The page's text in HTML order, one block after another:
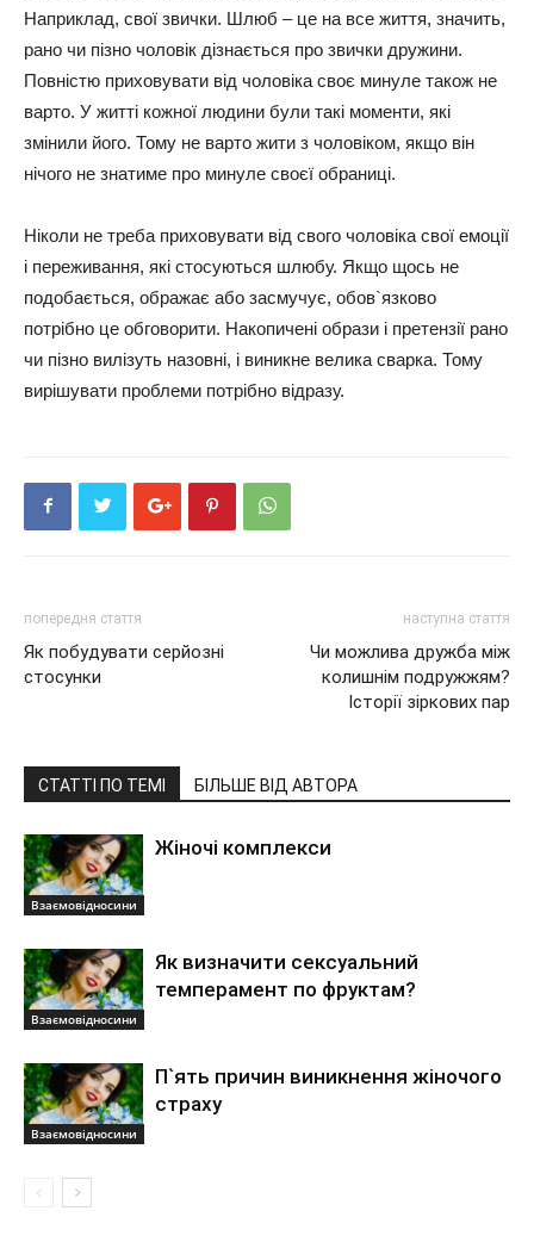
Наприклад, свої звички. Шлюб – це на все життя, значить,
рано чи пізно чоловік дізнається про звички дружини.
Повністю приховувати від чоловіка своє минуле також не
варто. У житті кожної людини були такі моменти, які
змінили його. Тому не варто жити з чоловіком, якщо він
нічого не знатиме про минуле своєї обраниці.
Ніколи не треба приховувати від свого чоловіка свої емоції
і переживання, які стосуються шлюбу. Якщо щось не
подобається, ображає або засмучує, обов`язково
потрібно це обговорити. Накопичені образи і претензії рано
чи пізно вилізуть назовні, і виникне велика сварка. Тому
вирішувати проблеми потрібно відразу.
попередня стаття
Як побудувати серйозні
стосунки
наступна стаття
Чи можлива дружба між
колишнім подружжям?
Історії зіркових пар
СТАТТІ ПО ТЕМІ БІЛЬШЕ ВІД АВТОРА
Взаємовідносини
Жіночі комплекси
Взаємовідносини
Як визначити сексуальний
темперамент по фруктам?
Взаємовідносини
П`ять причин виникнення жіночого
страху